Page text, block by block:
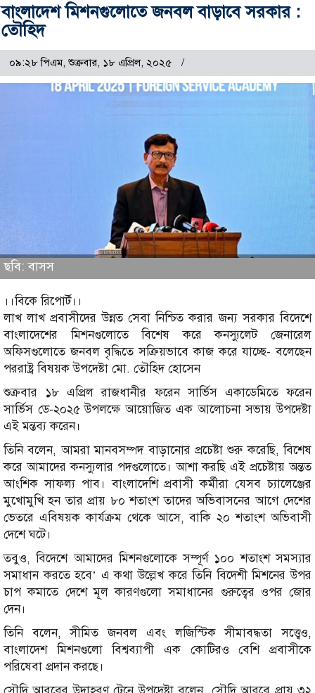
বাংলাদেশ মিশনগুলোতে জনবল বাড়াবে সরকার :
তৌহিদ
০৯:২৮ পিএম, শুক্রবার, ১৮ এপ্রিল, ২০২৫
ছবি: বাসস
।।বিকে রিপোর্ট।।
লাখ লাখ প্রবাসীদের উন্নত সেবা নিশ্চিত করার জন্য সরকার বিদেশে
বাংলাদেশের মিশনগুলোতে বিশেষ করে কনস্যুলেট জেনারেল
অফিসগুলোতে জনবল বৃদ্ধিতে সক্রিয়ভাবে কাজ করে যাচ্ছে- বলেছেন
পররাষ্ট্র বিষয়ক উপদেষ্টা মো. তৌহিদ হোসেন
শুক্রবার ১৮ এপ্রিল রাজধানীর ফরেন সার্ভিস একাডেমিতে ফরেন
সার্ভিস ডে-২০২৫ উপলক্ষে আয়োজিত এক আলোচনা সভায় উপদেষ্টা
এই মন্তব্য করেন।
তিনি বলেন, আমরা মানবসম্পদ বাড়ানোর প্রচেষ্টা শুরু করেছি, বিশেষ
করে আমাদের কনস্যুলার পদগুলোতে। আশা করছি এই প্রচেষ্টায় অন্তত
আংশিক সাফল্য পাব। বাংলাদেশি প্রবাসী কর্মীরা যেসব চ্যালেঞ্জের
মুখোমুখি হন তার প্রায় ৮০ শতাংশ তাদের অভিবাসনের আগে দেশের
ভেতরে এবিষয়ক কার্যক্রম থেকে আসে, বাকি ২০ শতাংশ অভিবাসী
দেশে ঘটে।
তবুও, বিদেশে আমাদের মিশনগুলোকে সম্পূর্ণ ১০০ শতাংশ সমস্যার
সমাধান করতে হবে’ এ কথা উল্লেখ করে তিনি বিদেশী মিশনের উপর
চাপ কমাতে দেশে মূল কারণগুলো সমাধানের গুরুত্বের ওপর জোর
দেন।
তিনি বলেন, সীমিত জনবল এবং লজিস্টিক সীমাবদ্ধতা সত্ত্বেও,
বাংলাদেশ মিশনগুলো বিশ্বব্যাপী এক কোটিরও বেশি প্রবাসীকে
পরিষেবা প্রদান করছে।